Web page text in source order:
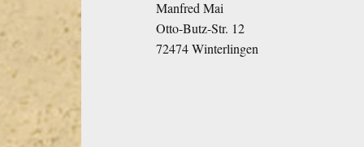
Manfred Mai
Otto-Butz-Str. 12
72474 Winterlingen